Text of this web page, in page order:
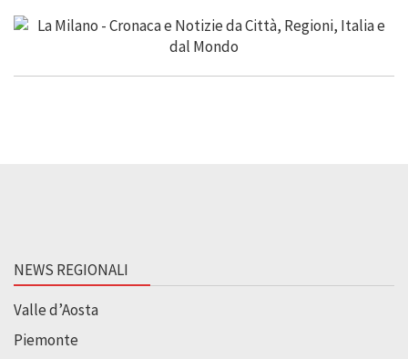
NEWS REGIONALI
Valle d’Aosta
Piemonte